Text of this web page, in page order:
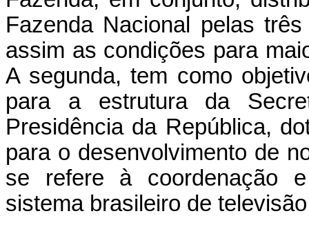
Fazenda Nacional pelas
assim as condições para
A segunda, tem como
para a estrutura da
Presidência da República,
para o desenvolvimento de
se refere à coordenação
sistema brasileiro de